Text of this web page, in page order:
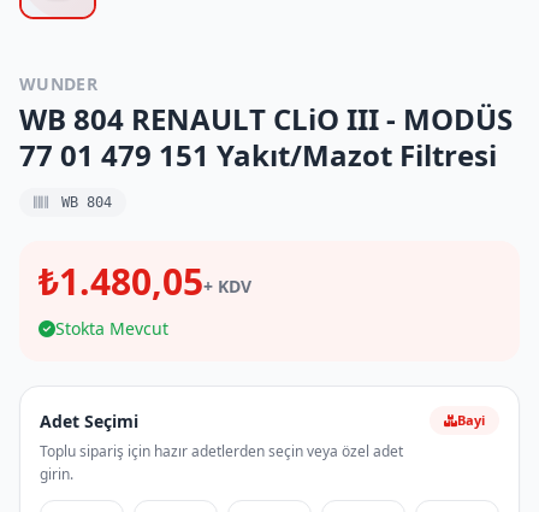
WUNDER
WB 804 RENAULT CLiO III - MODÜS
77 01 479 151 Yakıt/Mazot Filtresi
WB 804
₺1.480,05+ KDV
Stokta Mevcut
Adet Seçimi
Toplu sipariş için hazır adetlerden seçin veya özel adet
girin.
Bayi